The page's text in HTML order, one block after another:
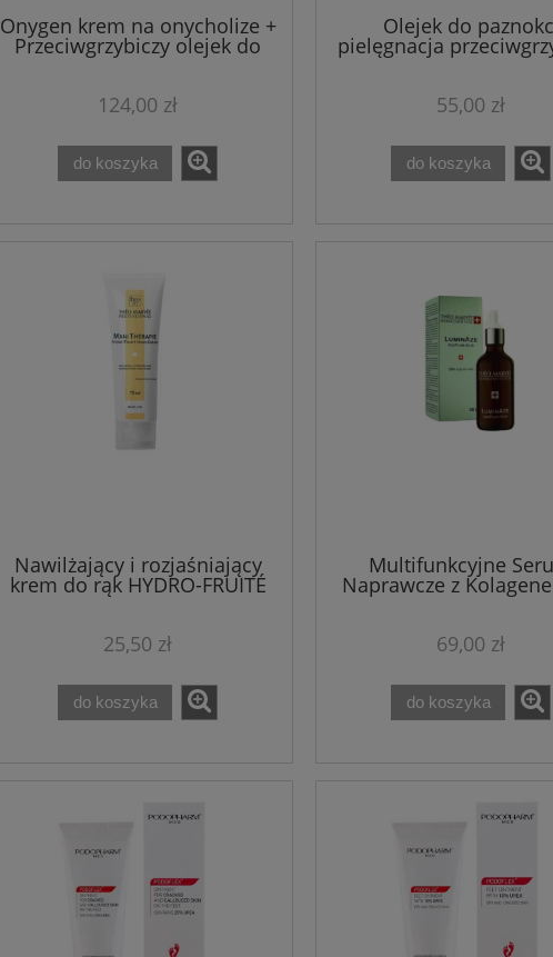
Onygen krem na onycholize +
Przeciwgrzybiczy olejek do
paznokci MYKOBOOSTER
124,00 zł
do koszyka
Olejek do
pielęgnacja
MYKOBOOSTER
55,00 zł
do koszyka
Nawilżający i rozjaśniający
krem do rąk HYDRO-FRUITÉ
Theo Marvee 75 ml
25,50 zł
do koszyka
Multifunkcyjne
Naprawcze z
twarzy, dłoni i
15 ml
69,00 zł
do koszyka